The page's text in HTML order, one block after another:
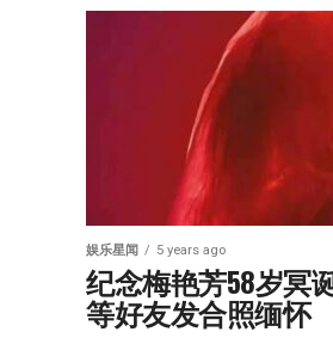
娱乐星闻 5 years ago
纪念梅艳芳58岁冥
等好友发合照缅怀